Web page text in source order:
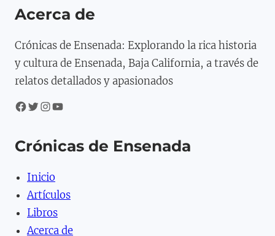
Acerca de
Crónicas de Ensenada: Explorando la rica historia
y cultura de Ensenada, Baja California, a través de
relatos detallados y apasionados
Facebook Twitter Instagram YouTube
Crónicas de Ensenada
Inicio
Artículos
Libros
Acerca de